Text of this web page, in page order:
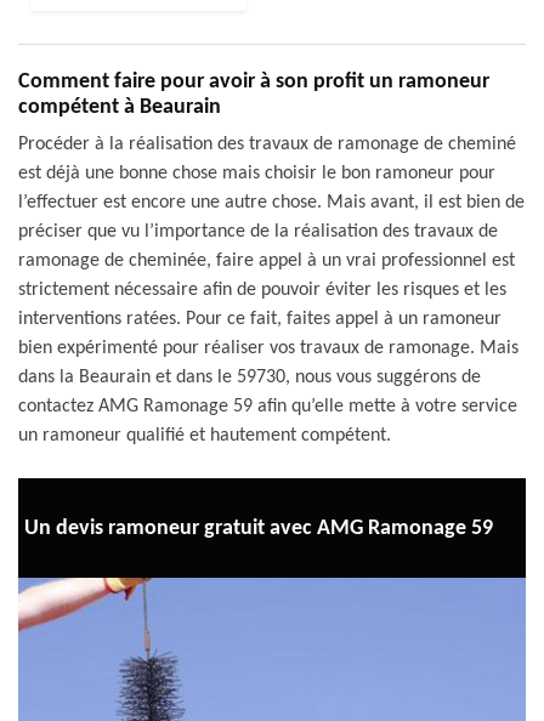
Comment faire pour avoir à son profit un ramoneur
compétent à Beaurain
Procéder à la réalisation des travaux de ramonage de cheminé
est déjà une bonne chose mais choisir le bon ramoneur pour
l’effectuer est encore une autre chose. Mais avant, il est bien de
préciser que vu l’importance de la réalisation des travaux de
ramonage de cheminée, faire appel à un vrai professionnel est
strictement nécessaire afin de pouvoir éviter les risques et les
interventions ratées. Pour ce fait, faites appel à un ramoneur
bien expérimenté pour réaliser vos travaux de ramonage. Mais
dans la Beaurain et dans le 59730, nous vous suggérons de
contactez AMG Ramonage 59 afin qu’elle mette à votre service
un ramoneur qualifié et hautement compétent.
Un devis ramoneur gratuit avec AMG Ramonage 59